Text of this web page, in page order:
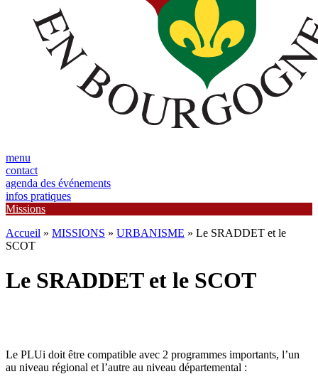
menu
contact
agenda des événements
infos pratiques
Missions
Accueil » MISSIONS » URBANISME » Le SRADDET et le
SCOT
Le SRADDET et le SCOT
Le PLUi doit être compatible avec 2 programmes importants, l’un
au niveau régional et l’autre au niveau départemental :